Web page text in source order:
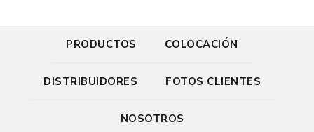
PRODUCTOS COLOCACIÓN
DISTRIBUIDORES FOTOS CLIENTES
NOSOTROS